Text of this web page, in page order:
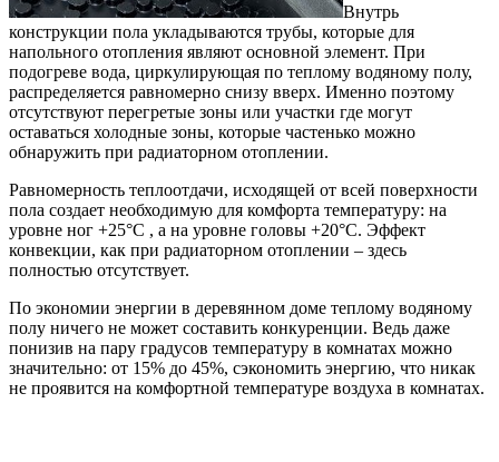
Внутрь
конструкции пола укладываются трубы, которые для
напольного отопления являют основной элемент. При
подогреве вода, циркулирующая по теплому водяному полу,
распределяется равномерно снизу вверх. Именно поэтому
отсутствуют перегретые зоны или участки где могут
оставаться холодные зоны, которые частенько можно
обнаружить при радиаторном отоплении.
Равномерность теплоотдачи, исходящей от всей поверхности
пола создает необходимую для комфорта температуру: на
уровне ног +25°C , а на уровне головы +20°C. Эффект
конвекции, как при радиаторном отоплении – здесь
полностью отсутствует.
По экономии энергии в деревянном доме теплому водяному
полу ничего не может составить конкуренции. Ведь даже
понизив на пару градусов температуру в комнатах можно
значительно: от 15% до 45%, сэкономить энергию, что никак
не проявится на комфортной температуре воздуха в комнатах.